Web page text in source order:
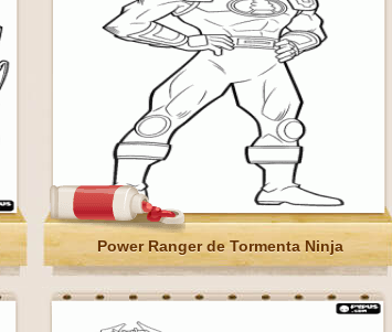
Power Ranger de Tormenta Ninja